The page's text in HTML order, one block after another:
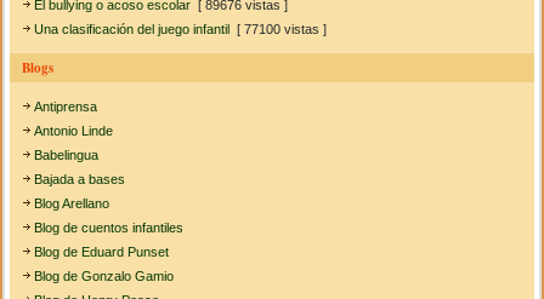
El bullying o acoso escolar [ 89676 vistas ]
Una clasificación del juego infantil [ 77100 vistas ]
Blogs
Antiprensa
Antonio Linde
Babelingua
Bajada a bases
Blog Arellano
Blog de cuentos infantiles
Blog de Eduard Punset
Blog de Gonzalo Gamio